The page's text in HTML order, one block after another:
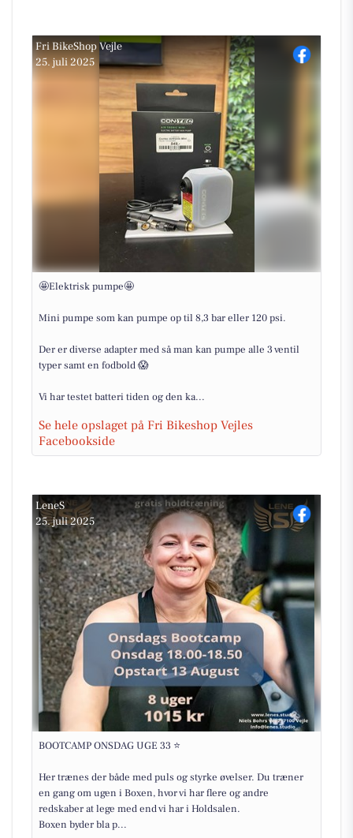
Fri BikeShop Vejle
25. juli 2025
🤩Elektrisk pumpe🤩
Mini pumpe som kan pumpe op til 8,3 bar eller 120 psi.
Der er diverse adapter med så man kan pumpe alle 3 ventil
typer samt en fodbold 😱
Vi har testet batteri tiden og den ka...
Se hele opslaget på Fri Bikeshop Vejles
Facebookside
LeneS
25. juli 2025
BOOTCAMP ONSDAG UGE 33 ⭐
Her trænes der både med puls og styrke øvelser. Du træner
en gang om ugen i Boxen, hvor vi har flere og andre
redskaber at lege med end vi har i Holdsalen.
Boxen byder bla p...